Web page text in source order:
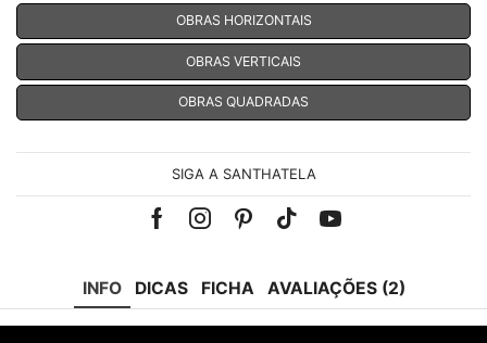
OBRAS HORIZONTAIS
OBRAS VERTICAIS
OBRAS QUADRADAS
SIGA A SANTHATELA
FacebookInstagramPinterest
Tik-Youtube
INFO DICAS FICHA AVALIAÇÕES (2)